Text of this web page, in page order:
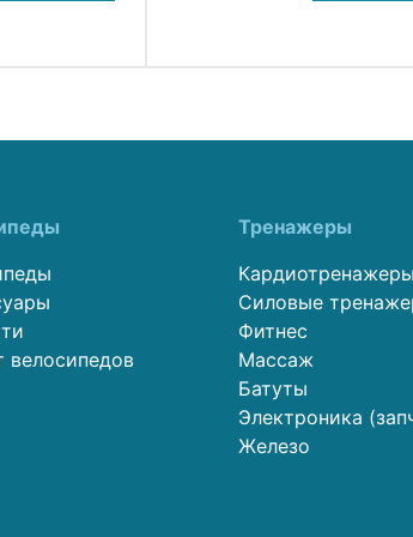
велосипедов
Тренажеры
Кардиотренажеры
Силовые
Фитнес
Массаж
Батуты
Электроника
Железо